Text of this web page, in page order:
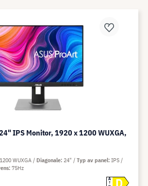
IPS Monitor, 1920 x 1200 WUXGA,
A
D
WUXGA Diagonale 24" Typ av panel IPS
75Hz